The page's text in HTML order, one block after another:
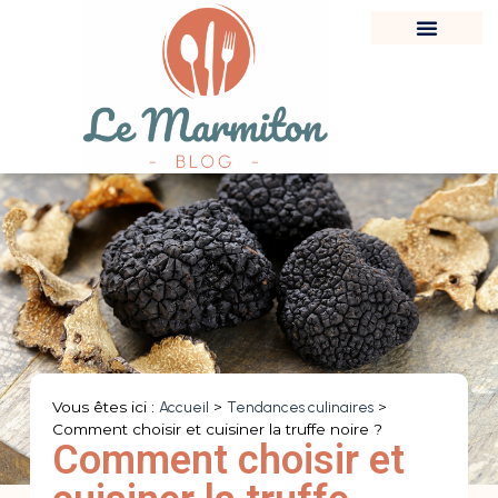
Vous êtes ici : Accueil > Tendances culinaires>
Comment choisir et cuisiner la truffe noire ?
Comment choisir et